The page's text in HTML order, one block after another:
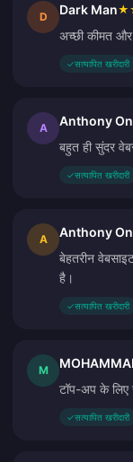
D Dark Man★
अच्छी कीमत और
✓सत्यापित खरीदारी
A Anthony
बहुत ही सुंदर
✓सत्यापित खरीदारी
A Anthony
बेहतरीन
है।
✓सत्यापित खरीदारी
M
टॉप-अप के लिए
✓सत्यापित खरीदारी